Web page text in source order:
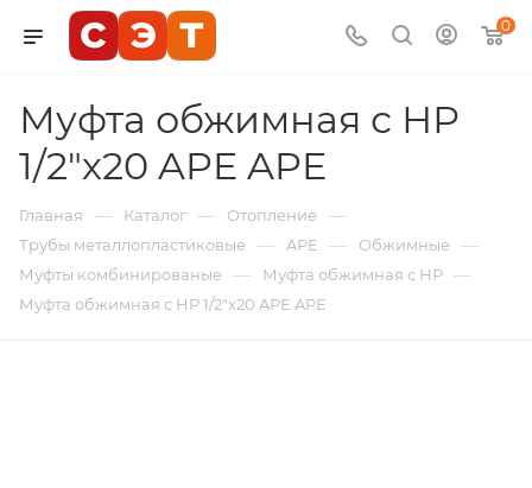
0
Муфта обжимная с НР
1/2"х20 APE APE
Главная — Каталог — Отопление —
Трубы металлопластиковые — APE — Обжимные —
Муфты комбинированые — Муфта обжимная с НР —
Муфта обжимная с НР 1/2"х20 APE APE